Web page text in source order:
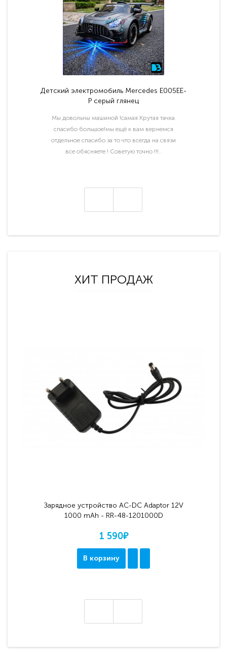
Детский электромобиль Mercedes E005EE-
P серый глянец
Мы довольны машиной !самая Крутая тачка
спасибо большое!мы ещё к вам вернемся
отдельное спасибо за то что всегда на связи
все обясняете ! Советую точно !!!..
ХИТ ПРОДАЖ
Зарядное устройство AC-DC Adaptor 12V
1000 mAh - RR-48-1201000D
1 590₽
В корзину